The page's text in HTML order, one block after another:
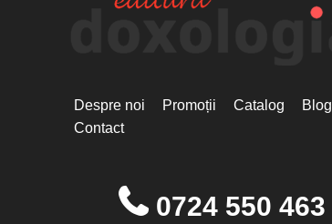
Despre noi Promoții Catalog
Blog
Contact
0724 550 463